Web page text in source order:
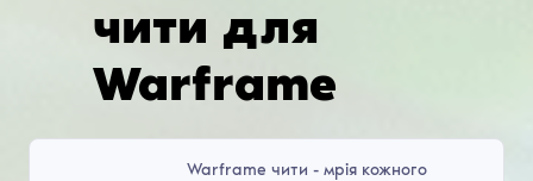
чити для
Warframe
Warframe чити - мрія кожного